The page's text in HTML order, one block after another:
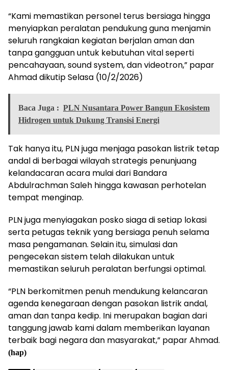
“Kami memastikan personel terus bersiaga hingga
menyiapkan peralatan pendukung guna menjamin
seluruh rangkaian kegiatan berjalan aman dan
tanpa gangguan untuk kebutuhan vital seperti
pencahayaan, sound system, dan videotron,” papar
Ahmad dikutip Selasa (10/2/2026)
Baca Juga : PLN Nusantara Power Bangun Ekosistem
Hidrogen untuk Dukung Transisi Energi
Tak hanya itu, PLN juga menjaga pasokan listrik tetap
andal di berbagai wilayah strategis penunjuang
kelandacaran acara mulai dari Bandara
Abdulrachman Saleh hingga kawasan perhotelan
tempat menginap.
PLN juga menyiagakan posko siaga di setiap lokasi
serta petugas teknik yang bersiaga penuh selama
masa pengamanan. Selain itu, simulasi dan
pengecekan sistem telah dilakukan untuk
memastikan seluruh peralatan berfungsi optimal.
“PLN berkomitmen penuh mendukung kelancaran
agenda kenegaraan dengan pasokan listrik andal,
aman dan tanpa kedip. Ini merupakan bagian dari
tanggung jawab kami dalam memberikan layanan
terbaik bagi negara dan masyarakat,” papar Ahmad.
(hap)